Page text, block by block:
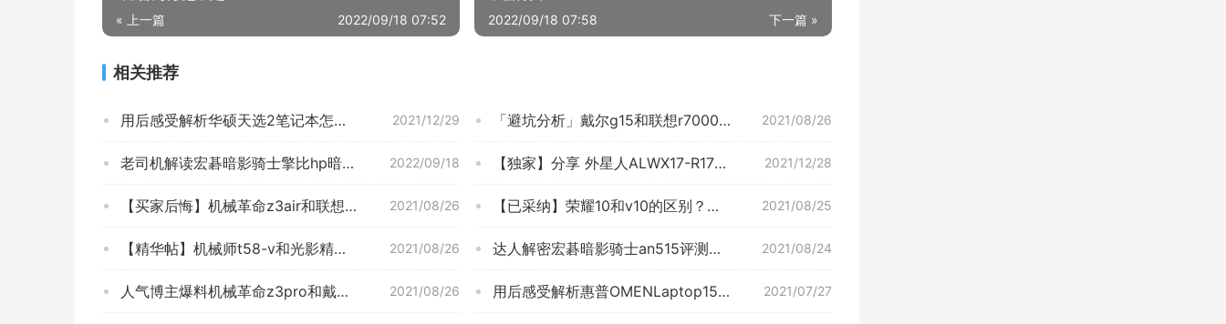
« 上一篇 2022/09/18 07:52 下一篇 »
2022/09/18 07:58
相关推荐
2021/12/29
用后感受解析华硕天选2笔记本怎么样？详细评测报告 2021/08/26
「避坑分析」戴尔g15和联想r7000p哪个更好？到底要怎么选择
2022/09/18
老司机解读宏碁暗影骑士擎比hp暗影8哪个好？这样选不盲目 2021/12/28
【独家】分享 外星人ALWX17-R1776W 质量评测数据怎么样，这款游戏本符合你的要求吗？
2021/08/26
【买家后悔】机械革命z3air和联想拯救者y7000比较 哪款好？评测教你怎么选 2021/08/25
【已采纳】荣耀10和v10的区别？评测比较哪款好
2021/08/26
【精华帖】机械师t58-v和光影精灵6哪个好？图文爆料分析 2021/08/24
达人解密宏碁暗影骑士an515评测？功能真的不好吗
2021/08/26
人气博主爆料机械革命z3pro和戴尔游匣g15比较 哪款好？到底要怎么选择 2021/07/27
用后感受解析惠普OMENLaptop15-ek0111TX游戏本质量评测怎么样好不好用？